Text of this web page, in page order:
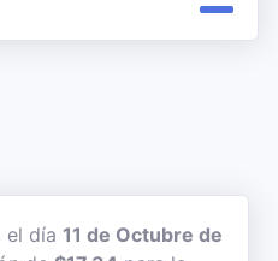
el día 11 de Octubre de